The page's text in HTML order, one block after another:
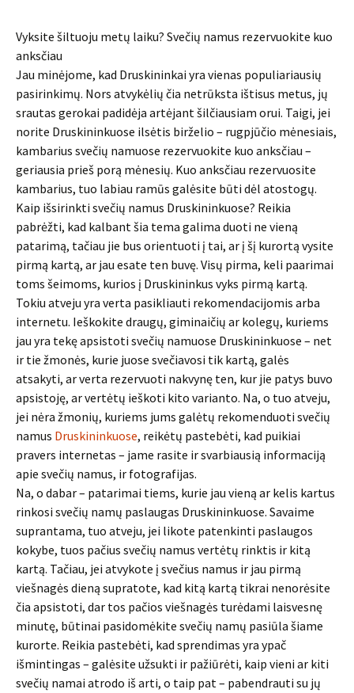
Vyksite šiltuoju metų laiku? Svečių namus rezervuokite kuo
anksčiau
Jau minėjome, kad Druskininkai yra vienas populiariausių
pasirinkimų. Nors atvykėlių čia netrūksta ištisus metus, jų
srautas gerokai padidėja artėjant šilčiausiam orui. Taigi, jei
norite Druskininkuose ilsėtis birželio – rugpjūčio mėnesiais,
kambarius svečių namuose rezervuokite kuo anksčiau –
geriausia prieš porą mėnesių. Kuo anksčiau rezervuosite
kambarius, tuo labiau ramūs galėsite būti dėl atostogų.
Kaip išsirinkti svečių namus Druskininkuose? Reikia
pabrėžti, kad kalbant šia tema galima duoti ne vieną
patarimą, tačiau jie bus orientuoti į tai, ar į šį kurortą vysite
pirmą kartą, ar jau esate ten buvę. Visų pirma, keli paarimai
toms šeimoms, kurios į Druskininkus vyks pirmą kartą.
Tokiu atveju yra verta pasikliauti rekomendacijomis arba
internetu. Ieškokite draugų, giminaičių ar kolegų, kuriems
jau yra tekę apsistoti svečių namuose Druskininkuose – net
ir tie žmonės, kurie juose svečiavosi tik kartą, galės
atsakyti, ar verta rezervuoti nakvynę ten, kur jie patys buvo
apsistoję, ar vertėtų ieškoti kito varianto. Na, o tuo atveju,
jei nėra žmonių, kuriems jums galėtų rekomenduoti svečių
namus Druskininkuose, reikėtų pastebėti, kad puikiai
pravers internetas – jame rasite ir svarbiausią informaciją
apie svečių namus, ir fotografijas.
Na, o dabar – patarimai tiems, kurie jau vieną ar kelis kartus
rinkosi svečių namų paslaugas Druskininkuose. Savaime
suprantama, tuo atveju, jei likote patenkinti paslaugos
kokybe, tuos pačius svečių namus vertėtų rinktis ir kitą
kartą. Tačiau, jei atvykote į svečius namus ir jau pirmą
viešnagės dieną supratote, kad kitą kartą tikrai nenorėsite
čia apsistoti, dar tos pačios viešnagės turėdami laisvesnę
minutę, būtinai pasidomėkite svečių namų pasiūla šiame
kurorte. Reikia pastebėti, kad sprendimas yra ypač
išmintingas – galėsite užsukti ir pažiūrėti, kaip vieni ar kiti
svečių namai atrodo iš arti, o taip pat – pabendrauti su jų